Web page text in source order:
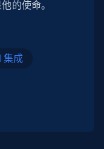
的使命。
集成